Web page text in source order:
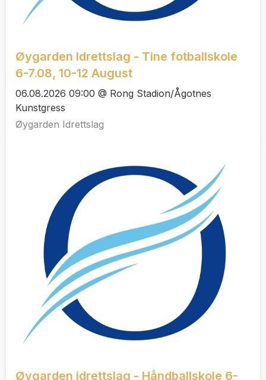
Øygarden Idrettslag - Tine fotballskole
6-7.08, 10-12 August
06.08.2026 09:00 @ Rong Stadion/Ågotnes
Kunstgress
Øygarden Idrettslag
Øygarden idrettslag - Håndballskole 6-